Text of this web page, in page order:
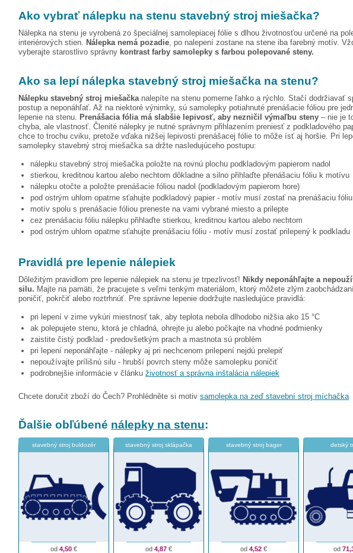
Ako vybrať nálepku na stenu stavebný stroj miešačka?
Nálepka na stenu je vyrobená zo špeciálnej samolepiacej fólie s dlhou životnosťou určené na
interiérových stien. Nálepka nemá pozadie , po nalepení zostane na stene iba farebný motív.
vyberajte starostlivo správny kontrast farby samolepky s farbou polepované steny.
Ako sa lepí nálepka stavebný stroj miešačka na stenu?
Nálepku stavebný stroj miešačka nalepíte na stenu pomerne ľahko a rýchlo. Stačí dodržiavať
postup a neponáhľať. Až na niektoré výnimky, sú samolepky potiahnuté prenášacie fóliou pre
lepenie na stenu. Prenášacia fólia má slabšie lepivosť, aby nezničil výmaľbu steny – nie je
chyba, ale vlastnosť. Členité nálepky je nutné správnym přihlazením preniesť z podkladového
chce to trochu cviku, pretože vďaka nižšej lepivosti prenášacej fólie to môže ísť aj horšie. Pri
samolepky stavebný stroj miešačka sa držte nasledujúceho postupu:
nálepku stavebný stroj miešačka položte na rovnú plochu podkladovým papierom nadol
stierkou, kreditnou kartou alebo nechtom dôkladne a silno přihlaďte přenášaciu fóliu k motívu
nálepku otočte a položte prenášacie fóliou nadol (podkladovým papierom hore)
pod ostrým uhlom opatrne sťahujte podkladový papier - motív musí zostať na prenášaciu fóliu
motív spolu s prenášacie fóliou preneste na vami vybrané miesto a prilepte
cez prenášaciu fóliu nálepku přihlaďte stierkou, kreditnou kartou alebo nechtom
pod ostrým uhlom opatrne sťahujte prenášaciu fóliu - motív musí zostať prilepený k podkladu
Pravidlá pre lepenie nálepiek
Dôležitým pravidlom pre lepenie nálepiek na stenu je trpezlivosť! Nikdy neponáhľajte a
silu. Majte na pamäti, že pracujete s veľmi tenkým materiálom, ktorý môžete zlým
poničiť, pokrčiť alebo roztrhnúť. Pre správne lepenie dodržujte nasledujúce pravidlá:
pri lepení v zime vykúri miestnosť tak, aby teplota nebola dlhodobo nižšia ako 15 °C
ak polepujete stenu, ktorá je chladná, ohrejte ju alebo počkajte na vhodné podmienky
zaistite čistý podklad - predovšetkým prach a mastnota sú problém
pri lepení neponáhľajte - nálepky aj pri nechcenom prilepení nejdú prelepiť
nepoužívajte prílišnú silu - hrubší povrch steny môže samolepku poničiť
podrobnejšie informácie v článku životnosť a správna inštalácia nálepiek
Chcete doručit zboží do Čech? Prohlédněte si motiv samolepka na zeď stavební stroj míchačka
Ďalšie obľúbené nálepky na stenu:
stavebný stroj buldozér
od 4,50 €
stavebný stroj sklápačka
od 4,87 €
stavebný stroj bager
od 4,52 €
detský
od